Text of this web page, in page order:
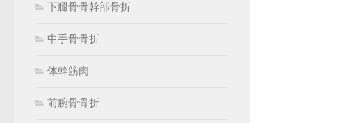
下腿骨骨幹部骨折
中手骨骨折
体幹筋肉
前腕骨骨折